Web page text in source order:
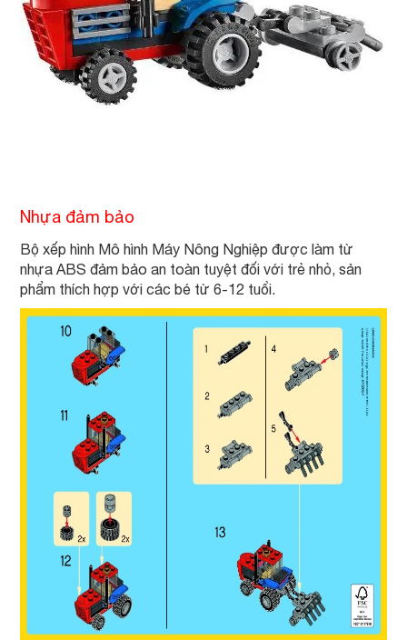
Nhựa đảm bảo
Bộ xếp hình Mô hình Máy Nông Nghiệp được làm từ
nhựa ABS đảm bảo an toàn tuyệt đối với trẻ nhỏ, sản
phẩm thích hợp với các bé từ 6-12 tuổi.